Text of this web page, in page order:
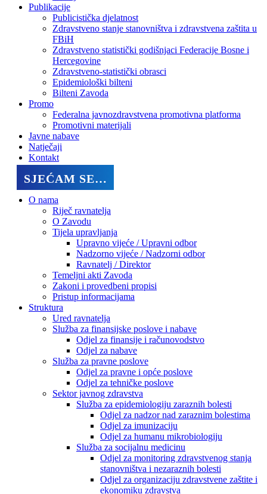
Publikacije
Publicistička djelatnost
Zdravstveno stanje stanovništva i zdravstvena zaštita u
FBiH
Zdravstveno statistički godišnjaci Federacije Bosne i
Hercegovine
Zdravstveno-statistički obrasci
Epidemiološki bilteni
Bilteni Zavoda
Promo
Federalna javnozdravstvena promotivna platforma
Promotivni materijali
Javne nabave
Natječaji
Kontakt
SJEĆAM SE…
O nama
Riječ ravnatelja
O Zavodu
Tijela upravljanja
Upravno vijeće / Upravni odbor
Nadzorno vijeće / Nadzorni odbor
Ravnatelj / Direktor
Temeljni akti Zavoda
Zakoni i provedbeni propisi
Pristup informacijama
Struktura
Ured ravnatelja
Služba za finansijske poslove i nabave
Odjel za finansije i računovodstvo
Odjel za nabave
Služba za pravne poslove
Odjel za pravne i opće poslove
Odjel za tehničke poslove
Sektor javnog zdravstva
Služba za epidemiologiju zaraznih bolesti
Odjel za nadzor nad zaraznim bolestima
Odjel za imunizaciju
Odjel za humanu mikrobiologiju
Služba za socijalnu medicinu
Odjel za monitoring zdravstvenog stanja
stanovništva i nezaraznih bolesti
Odjel za organizaciju zdravstvene zaštite i
ekonomiku zdravstva